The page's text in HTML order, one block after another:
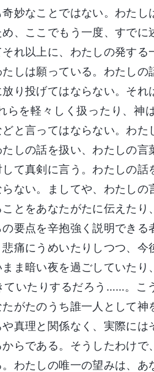
妙なことではない。わた
、ここでもう一度、すで
れ以上に、わたしの発す
しは願っている。わたしの
り投げてはならない。そ
を軽々しく扱ったり、神
と言ってはならない。わ
しの話を扱い、わたしの言
て真剣に言う。わたしの話
ない。ましてや、わたしの
とをあなたがたに伝えたり
要点を辛抱強く説明でき
痛にうめいたりしつつ、今
ま暗い夜を過ごしていたり
いたりするだろう……。こ
がたのうち誰一人として神
真理と関係なく、実際には
らである。そうしたわけ
わたしの唯一の望みは、あ